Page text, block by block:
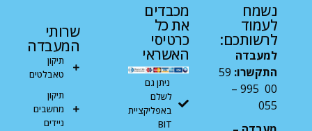
נשמח
לעמוד
לרשותכם:
למעבדה
התקשרו: 59
00 995 –
055
מכבדים
את כל
כרטיסי
האשראי
ניתן גם
לשלם
באפליקציית
BIT
שרותי
המעבדה
תיקון
טאבלטים
תיקון
מחשבים
ניידים